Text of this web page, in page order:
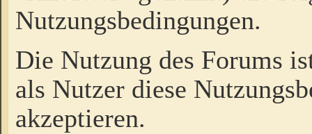
Nutzungsbedingungen.
Die Nutzung des Forums
als Nutzer diese
akzeptieren.